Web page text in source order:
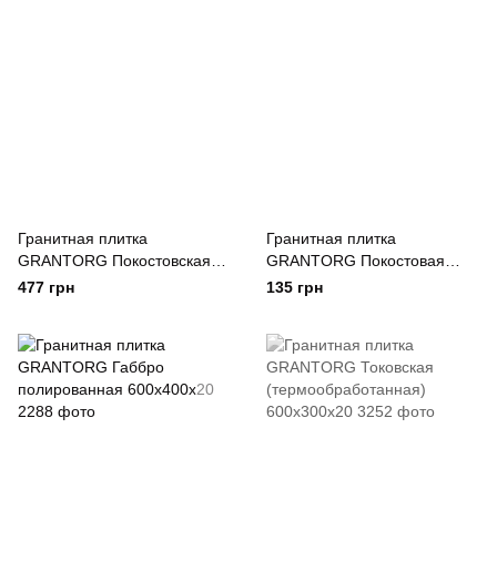
Гранитная плитка
GRANTORG Покостовская
полированная 600x300x20
477 грн
Гранитная плитка
GRANTORG Покостовая
(термообработанная)
135 грн